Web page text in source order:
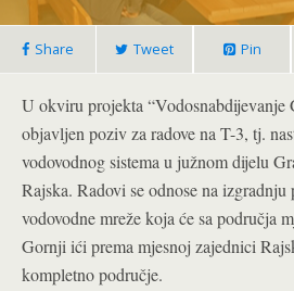
Share Tweet Pin
U okviru projekta “Vodosnabdijevanje
objavljen poziv za radove na T-3, tj.
vodovodnog sistema u južnom dijelu
Rajska. Radovi se odnose na izgradnju
vodovodne mreže koja će sa područja
Gornji ići prema mjesnoj zajednici
kompletno područje.